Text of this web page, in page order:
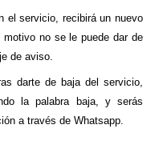
el servicio, recibirá un nuevo
no se le puede dar de
de aviso.
darte de baja del servicio,
la palabra baja, y serás
a través de Whatsapp.